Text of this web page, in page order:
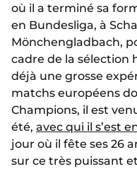
où il a terminé sa
en Bundesliga, à
Mönchengladbach,
cadre de la sélection
déjà une grosse
matchs européens
Champions, il est
été, avec qui il s’est
jour où il fête ses 26
sur ce très puissant